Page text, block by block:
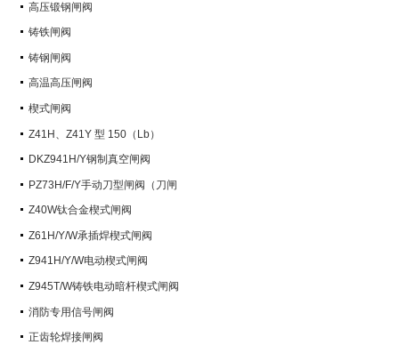
高压锻钢闸阀
铸铁闸阀
铸钢闸阀
高温高压闸阀
楔式闸阀
Z41H、Z41Y 型 150（Lb）
~600（Lb） 钢制楔式闸阀
DKZ941H/Y钢制真空闸阀
PZ73H/F/Y手动刀型闸阀（刀闸
阀）Z40W钛合金楔式闸阀
Z61H/Y/W承插焊楔式闸阀
Z941H/Y/W电动楔式闸阀
Z945T/W铸铁电动暗杆楔式闸阀
消防专用信号闸阀
正齿轮焊接闸阀